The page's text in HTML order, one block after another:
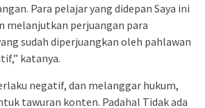
Para pelajar yang didepan Saya ini
melanjutkan perjuangan para
sudah diperjuangkan oleh pahlawan
katanya.
negatif, dan melanggar hukum,
tawuran konten. Padahal Tidak ada